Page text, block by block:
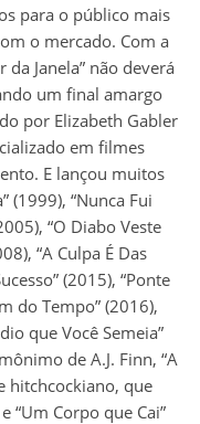
para o público mais
o mercado. Com a
Janela” não deverá
um final amargo
por Elizabeth Gabler
em filmes
E lançou muitos
(1999), “Nunca Fui
“O Diabo Veste
“A Culpa É Das
(2015), “Ponte
do Tempo” (2016),
que Você Semeia”
de A.J. Finn, “A
hitchcockiano, que
“Um Corpo que Cai”